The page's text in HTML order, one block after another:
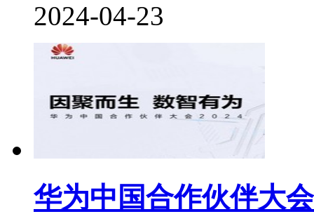
2024-04-23
华为中国合作伙伴大